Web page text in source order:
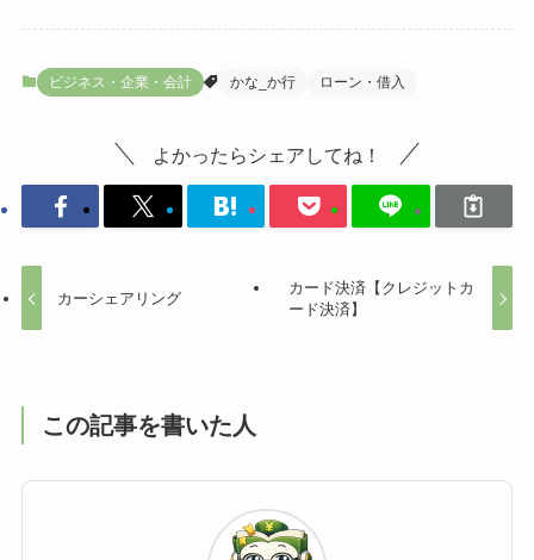
ビジネス・企業・会計 かな_か行 ローン・借入
よかったらシェアしてね！
カーシェアリング
カード決済【クレジットカ
ード決済】
この記事を書いた人